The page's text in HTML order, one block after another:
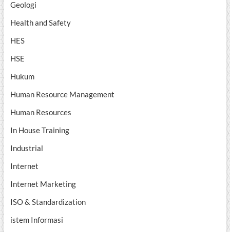
Geologi
Health and Safety
HES
HSE
Hukum
Human Resource Management
Human Resources
In House Training
Industrial
Internet
Internet Marketing
ISO & Standardization
istem Informasi